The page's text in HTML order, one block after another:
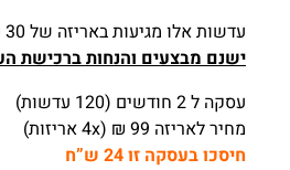
עדשות אלו מגיעות באריזה של 30 עדשות חד פעמיות.
ישנם מבצעים והנחות ברכישת
עסקה ל 2 חודשים (120 עדשות)
מחיר לאריזה 99 ₪ (4x אריזות)
חיסכו בעסקה זו 24 ש”ח